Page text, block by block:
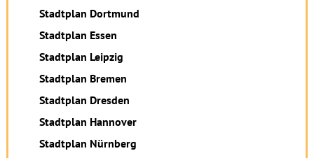
Stadtplan Dortmund
Stadtplan Essen
Stadtplan Leipzig
Stadtplan Bremen
Stadtplan Dresden
Stadtplan Hannover
Stadtplan Nürnberg